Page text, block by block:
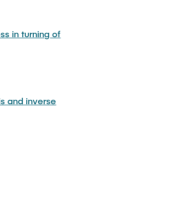
in turning of
and inverse